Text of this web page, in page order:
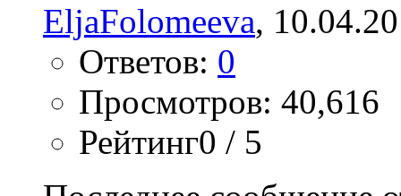
EljaFolomeeva,
Ответов: 0
Просмотров: 40,616
Рейтинг0 / 5